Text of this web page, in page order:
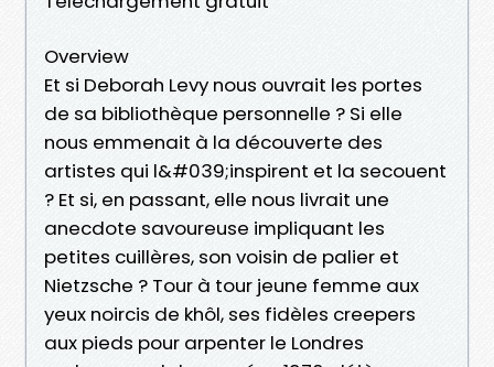
Overview
Et si Deborah Levy nous ouvrait les portes
de sa bibliothèque personnelle ? Si elle
nous emmenait à la découverte des
artistes qui l&#039;inspirent et la secouent
? Et si, en passant, elle nous livrait une
anecdote savoureuse impliquant les
petites cuillères, son voisin de palier et
Nietzsche ? Tour à tour jeune femme aux
yeux noircis de khôl, ses fidèles creepers
aux pieds pour arpenter le Londres